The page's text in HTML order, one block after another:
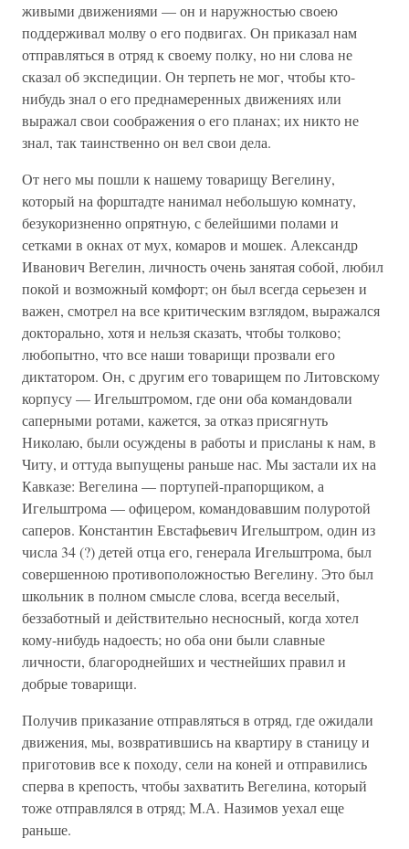
живыми движениями — он и наружностью своею
поддерживал молву о его подвигах. Он приказал нам
отправляться в отряд к своему полку, но ни слова не
сказал об экспедиции. Он терпеть не мог, чтобы кто-
нибудь знал о его преднамеренных движениях или
выражал свои соображения о его планах; их никто не
знал, так таинственно он вел свои дела.
От него мы пошли к нашему товарищу Вегелину,
который на форштадте нанимал небольшую комнату,
безукоризненно опрятную, с белейшими полами и
сетками в окнах от мух, комаров и мошек. Александр
Иванович Вегелин, личность очень занятая собой, любил
покой и возможный комфорт; он был всегда серьезен и
важен, смотрел на все критическим взглядом, выражался
докторально, хотя и нельзя сказать, чтобы толково;
любопытно, что все наши товарищи прозвали его
диктатором. Он, с другим его товарищем по Литовскому
корпусу — Игельштромом, где они оба командовали
саперными ротами, кажется, за отказ присягнуть
Николаю, были осуждены в работы и присланы к нам, в
Читу, и оттуда выпущены раньше нас. Мы застали их на
Кавказе: Вегелина — портупей-прапорщиком, а
Игельштрома — офицером, командовавшим полуротой
саперов. Константин Евстафьевич Игельштром, один из
числа 34 (?) детей отца его, генерала Игельштрома, был
совершенною противоположностью Вегелину. Это был
школьник в полном смысле слова, всегда веселый,
беззаботный и действительно несносный, когда хотел
кому-нибудь надоесть; но оба они были славные
личности, благороднейших и честнейших правил и
добрые товарищи.
Получив приказание отправляться в отряд, где ожидали
движения, мы, возвратившись на квартиру в станицу и
приготовив все к походу, сели на коней и отправились
сперва в крепость, чтобы захватить Вегелина, который
тоже отправлялся в отряд; М.А. Назимов уехал еще
раньше.